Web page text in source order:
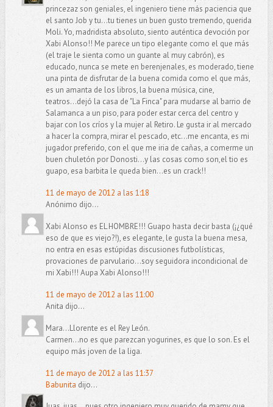
princezaz son geniales, el ingeniero tiene más paciencia que
el santo Job y tu...tu tienes un buen gusto tremendo, querida
Moli. Yo, madridista absoluto, siento auténtica devoción por
Xabi Alonso!! Me parece un tipo elegante como el que más
(el traje le sienta como un guante al muy cabrón), es
educado, nunca se mete en berenjenales, es moderado, tiene
una pinta de disfrutar de la buena comida como el que más,
es un amanta de los libros, la buena música, cine,
teatros...dejó la casa de "La Finca" para mudarse al barrio de
Salamanca a un piso, para poder estar cerca del centro y
bajar con los críos y la mujer al Retiro. Le gusta ir al mercado
a hacer la compra, mirar el pescado, etc...me encanta, es mi
jugador preferido, con el que me iria de cañas, a comerme un
buen chuletón por Donosti...y las cosas como son,el tio es
guapo, esa barbita le queda bien...es un crack!!
11 de mayo de 2012 a las 1:18
Anónimo dijo...
Xabi Alonso es EL HOMBRE!!! Guapo hasta decir basta (¡¿qué
eso de que es viejo?!), es elegante, le gusta la buena mesa,
no entra en esas estúpidas discusiones futbolísticas,
provaciones de parvulario...soy seguidora incondicional de
mi Xabi!!! Aupa Xabi Alonso!!!
11 de mayo de 2012 a las 11:00
Anita dijo...
Mara...Llorente es el Rey León.
Carmen...no es que parezcan yogurines, es que lo son. Es el
equipo más joven de la liga.
11 de mayo de 2012 a las 11:37
Babunita dijo...